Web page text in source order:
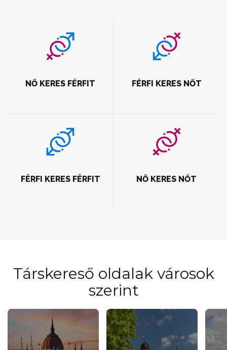
NŐ KERES FÉRFIT FÉRFI KERES NŐT
FÉRFI KERES FÉRFIT NŐ KERES NŐT
Társkereső oldalak városok
szerint